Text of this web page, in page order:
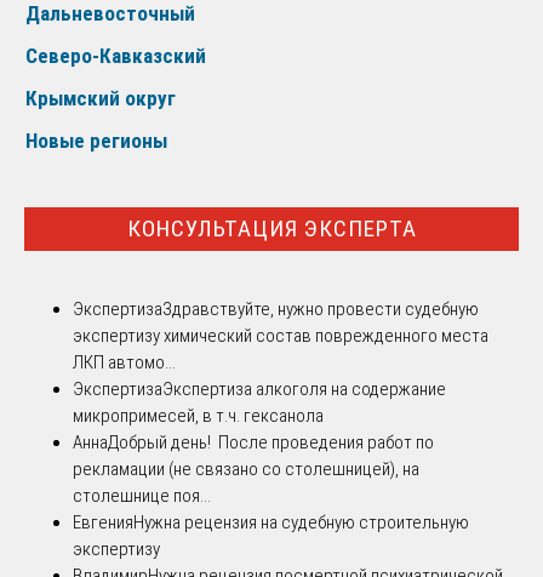
Дальневосточный
Северо-Кавказский
Крымский округ
Новые регионы
КОНСУЛЬТАЦИЯ ЭКСПЕРТА
ЭкспертизаЗдравствуйте, нужно провести судебную
экспертизу химический состав поврежденного места
ЛКП автомо...
ЭкспертизаЭкспертиза алкоголя на содержание
микропримесей, в т.ч. гексанола
АннаДобрый день! После проведения работ по
рекламации (не связано со столешницей), на
столешнице поя...
ЕвгенияНужна рецензия на судебную строительную
экспертизу